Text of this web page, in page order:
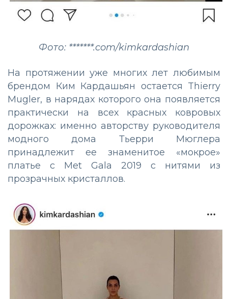
Фото: *******.com/kimkardashian
На протяжении уже многих лет любимым
брендом Ким Кардашьян остается Thierry
Mugler, в нарядах которого она появляется
практически на всех красных ковровых
дорожках: именно авторству руководителя
модного дома Тьерри Мюглера
принадлежит ее знаменитое «мокрое»
платье с Met Gala 2019 с нитями из
прозрачных кристаллов.